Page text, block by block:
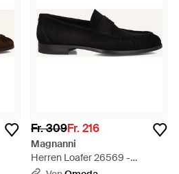
Fr. 309Fr. 216
Magnanni
Herren Loafer 26569 -
Schwarz